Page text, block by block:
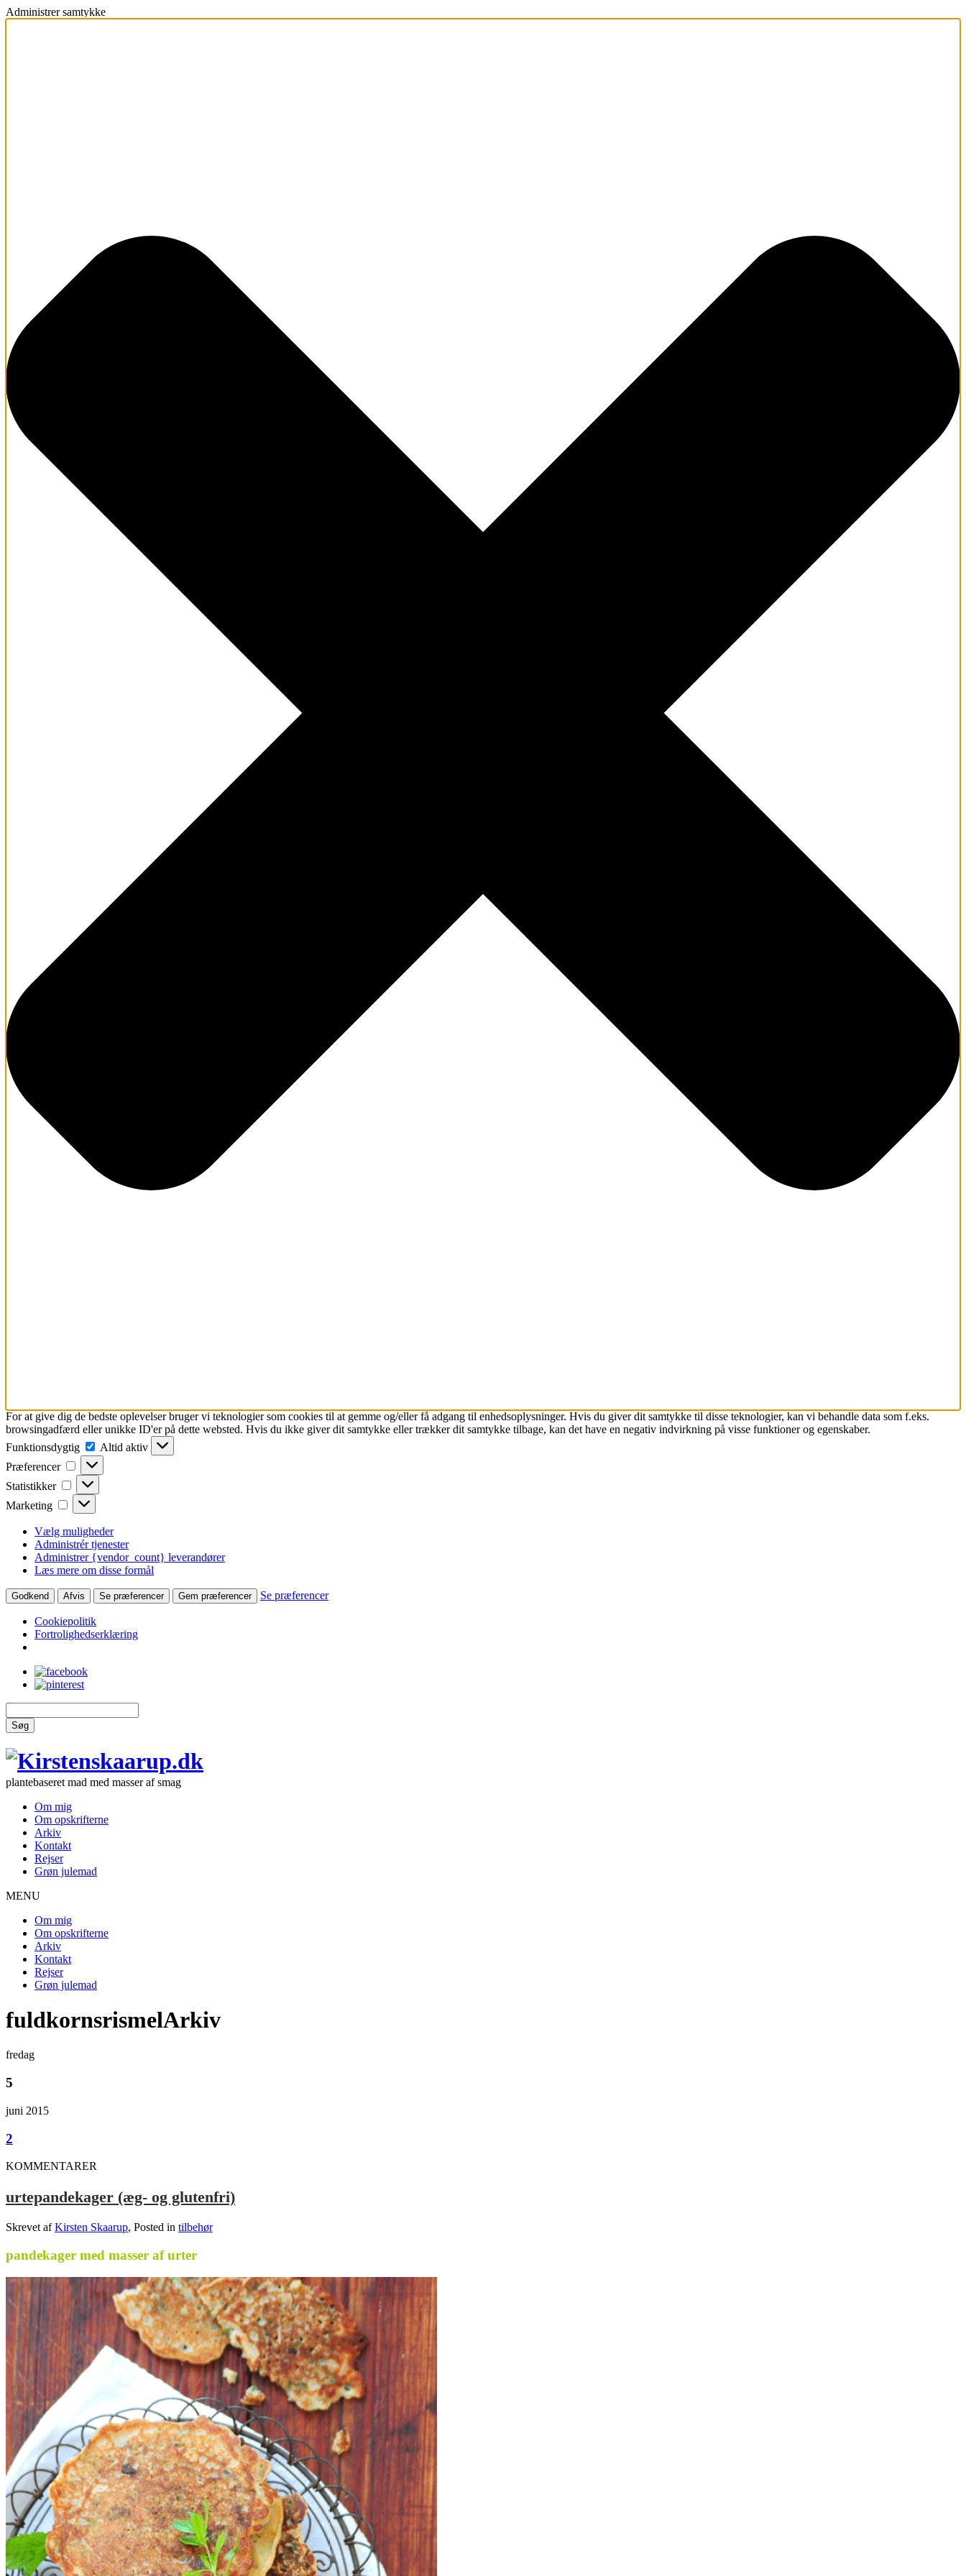
Administrer samtykke
For at give dig de bedste oplevelser bruger vi teknologier som cookies til at gemme og/eller få adgang til enhedsoplysninger. Hvis du giver dit samtykke til disse teknologier, kan vi behandle data som f.eks.
browsingadfærd eller unikke ID'er på dette websted. Hvis du ikke giver dit samtykke eller trækker dit samtykke tilbage, kan det have en negativ indvirkning på visse funktioner og egenskaber.
Funktionsdygtig
Funktionsdygtig
Altid aktiv
Præferencer
Præferencer
Statistikker Statistikker
Marketing Marketing
Vælg muligheder
Administrér tjenester
Administrer {vendor_count} leverandører
Læs mere om disse formål
Godkend Afvis Se præferencer Gem præferencer Se præferencer
Cookiepolitik
Fortrolighedserklæring
Søg
plantebaseret mad med masser af smag
Om mig
Om opskrifterne
Arkiv
Kontakt
Rejser
Grøn julemad
MENU
Om mig
Om opskrifterne
Arkiv
Kontakt
Rejser
Grøn julemad
fuldkornsrismelArkiv
fredag
5
juni 2015
2
KOMMENTARER
urtepandekager (æg- og glutenfri)
Skrevet afKirsten Skaarup, Posted in tilbehør
pandekager med masser af urter